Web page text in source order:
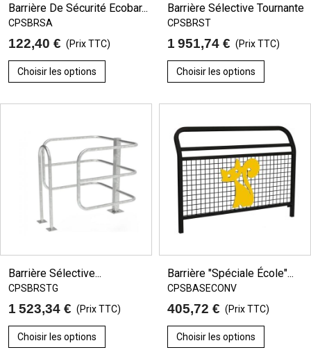
Barrière De Sécurité Ecobar...
CPSBRSA
122,40 € (Prix TTC)
Choisir les options
Barrière Sélective Tournante
CPSBRST
1 951,74 € (Prix TTC)
Choisir les options
Barrière Sélective...
CPSBRSTG
1 523,34 € (Prix TTC)
Choisir les options
Barrière "spéciale École"...
CPSBASECONV
405,72 € (Prix TTC)
Choisir les options